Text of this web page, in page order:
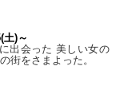
)～
出会った 美しい女の
街をさまよった。